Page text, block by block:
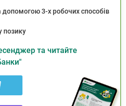
допомогою 3-х робочих способів
позику
та читайте